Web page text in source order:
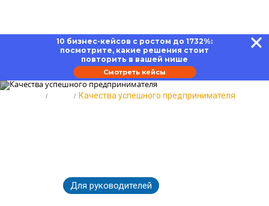
10 бизнес-кейсов с ростом до 1732%:
посмотрите, какие решения стоит
повторить в вашей нише
Смотреть кейсы
Качества успешного предпринимателя
Для руководителей